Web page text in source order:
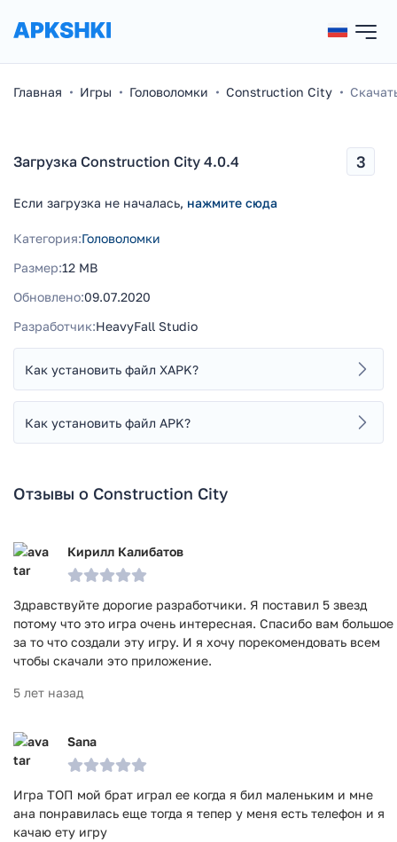
Главная Игры Головоломки Construction City
Загрузка Construction City 4.0.4 3
Если загрузка не началась, нажмите сюда
Категория:Головоломки
Размер:12 MB
Обновлено:09.07.2020
Разработчик:HeavyFall Studio
Как установить файл XAPK?
Как установить файл APK?
Отзывы о Construction City
Кирилл Калибатов
Здравствуйте дорогие разработчики. Я поставил 5 звезд
потому что это игра очень интересная. Спасибо вам большое
за то что создали эту игру. И я хочу порекомендовать всем
чтобы скачали это приложение.
5 лет назад
Sana
Игра ТОП мой брат играл ее когда я бил маленьким и мне
ана понравилась еще тогда я тепер у меня есть телефон и я
качаю ету игру